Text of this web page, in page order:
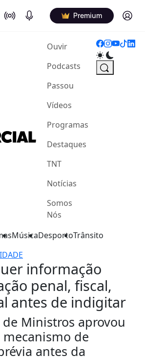
On Air Podcasts Premium Log in
Ouvir(current)
Podcasts
Passou
Vídeos
Programas
Destaques
TNT
Notícias
Somos
Nós
MúsicaDesportoTrânsito
informação
penal, fiscal,
antes de indigitar
Ministros aprovou
de
antes da